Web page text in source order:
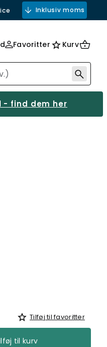
Inklusiv moms
Favoritter Kurv
- find dem her
Tilføj til favoritter
til kurv